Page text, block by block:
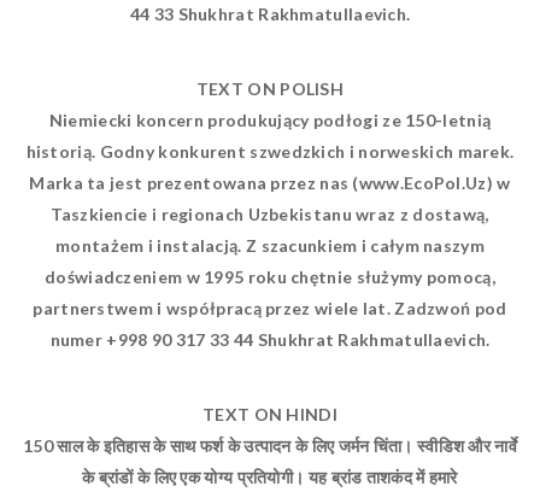
33 44 Shukhrat Rakhmatullaevich.
TEXT ON POLISH
Niemiecki koncern produkujący podłogi ze 150-letnią
historią. Godny konkurent szwedzkich i norweskich marek.
Marka ta jest prezentowana przez nas (www.EcoPol.Uz) w
Taszkiencie i regionach Uzbekistanu wraz z dostawą,
montażem i instalacją. Z szacunkiem i całym naszym
doświadczeniem w 1995 roku chętnie służymy pomocą,
partnerstwem i współpracą przez wiele lat. Zadzwoń pod
numer +998 90 317 33 44 Shukhrat Rakhmatullaevich.
TEXT ON HINDI
150 साल के इतिहास के साथ फर्श के उत्पादन के लिए जर्मन चिंता। स्वीडिश और नार्वे
के ब्रांडों के लिए एक योग्य प्रतियोगी। यह ब्रांड ताशकंद में हमारे